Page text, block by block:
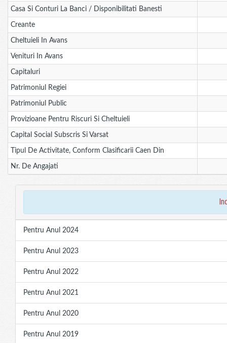
Casa Si Conturi La Banci / Disponibilitati Banesti
Creante
Cheltuieli In Avans
Venituri In Avans
Capitaluri
Patrimoniul Regiei
Patrimoniul Public
Provizioane Pentru Riscuri Si Cheltuieli
Capital Social Subscris Si Varsat
Tipul De Activitate, Conform Clasificarii Caen Din
Nr. De Angajati
Pentru Anul 2024
Pentru Anul 2023
Pentru Anul 2022
Pentru Anul 2021
Pentru Anul 2020
Pentru Anul 2019